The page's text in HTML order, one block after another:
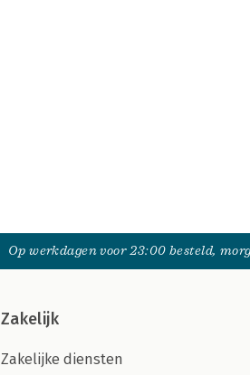
Op werkdagen voor 23:00 besteld,
Zakelijk
Zakelijke diensten